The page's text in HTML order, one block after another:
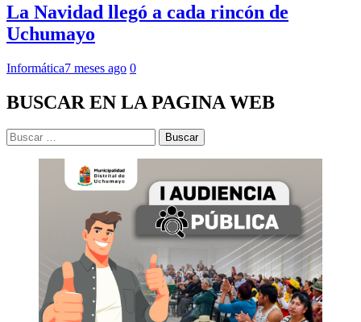
La Navidad llegó a cada rincón de
Uchumayo
Informática7 meses ago 0
BUSCAR EN LA PAGINA WEB
Buscar: